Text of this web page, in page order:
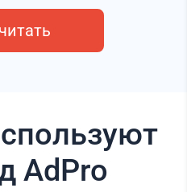
AdPro